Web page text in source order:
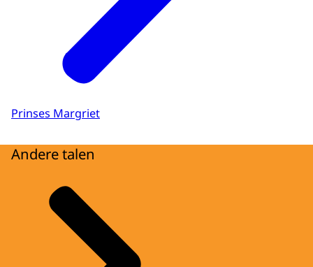
Prinses Margriet
Andere talen